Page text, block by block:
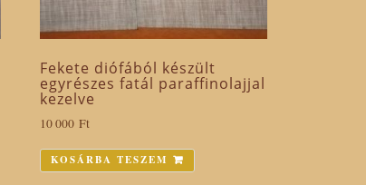
Fekete diófából készült
egyrészes fatál paraffinolajjal
kezelve
10 000Ft
KOSÁRBA TESZEM